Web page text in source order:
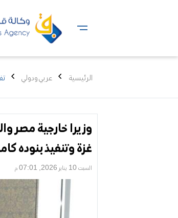
الرئيسية عربي ودولي
وزيرا خارجية مصر
غزة وتنفيذ بنوده
السبت 10 يناير 2026, 07:01 م